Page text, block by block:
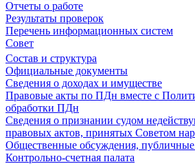
Отчеты о работе
Результаты проверок
Перечень информационных систем
Совет
Состав и структура
Официальные документы
Сведения о доходах и имуществе
Правовые акты по ПДн вместе с
обработки ПДн
Сведения о признании судом
правовых актов, принятых Советом
Общественные обсуждения,
Контрольно-счетная палата